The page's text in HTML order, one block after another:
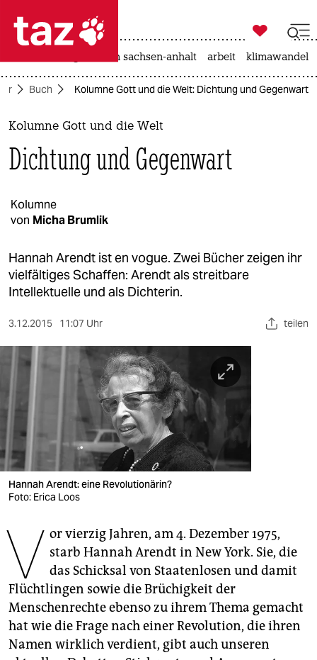
 taz zahl ich
taz zahl ich
themen
politik
gesellschaft
kultur
sport
berlin
nord
wahrheit
verlag
veranstaltungen
shop
fragen & hilfe
unterstützen
abo
genossenschaft
epaper login

taz zahl ich
landtagswahl in sachsen-anhalt arbeit klimawandel
Buch Kolumne Gott und die Welt: Dichtung und Gegenwart
Kolumne Gott und die Welt
Dichtung und Gegenwart
Kolumne
von Micha Brumlik
Hannah Arendt ist en vogue. Zwei Bücher zeigen ihr
vielfältiges Schaffen: Arendt als streitbare
Intellektuelle und als Dichterin.
3.12.2015 11:07 Uhr teilen
Hannah Arendt: eine Revolutionärin?
Foto: Erica Loos
V or vierzig Jahren, am 4. Dezember 1975,
starb Hannah Arendt in New York. Sie, die
das Schicksal von Staatenlosen und damit
Flüchtlingen sowie die Brüchigkeit der
Menschenrechte ebenso zu ihrem Thema gemacht
hat wie die Frage nach einer Revolution, die ihren
Namen wirklich verdient, gibt auch unseren